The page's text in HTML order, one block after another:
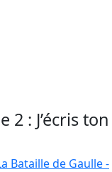
2 : J’écris ton
Bataille de Gaulle -